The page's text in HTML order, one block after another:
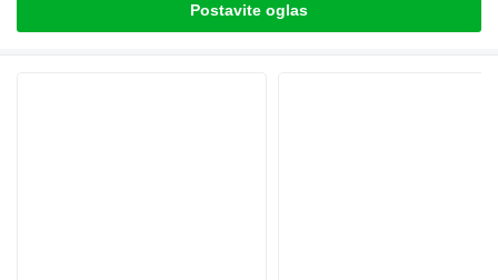
Postavite oglas